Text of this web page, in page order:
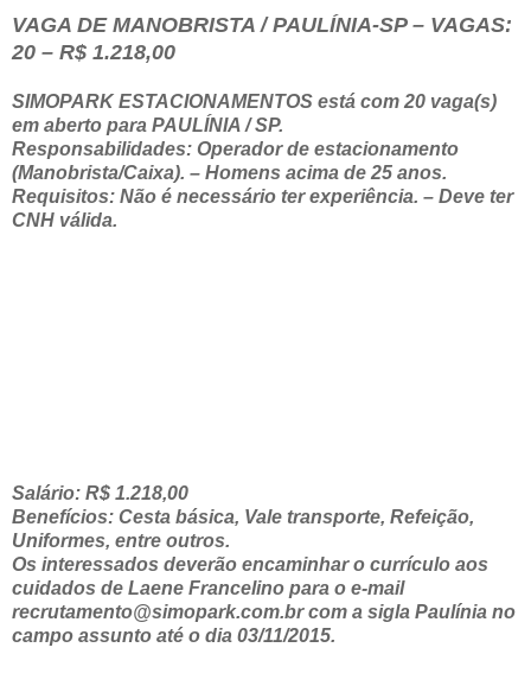
VAGA DE MANOBRISTA / PAULÍNIA-SP – VAGAS:
20 – R$ 1.218,00
SIMOPARK ESTACIONAMENTOS está com 20 vaga(s)
em aberto para PAULÍNIA / SP.
Responsabilidades: Operador de estacionamento
(Manobrista/Caixa). – Homens acima de 25 anos.
Requisitos: Não é necessário ter experiência. – Deve ter
CNH válida.
Salário: R$ 1.218,00
Benefícios: Cesta básica, Vale transporte, Refeição,
Uniformes, entre outros.
Os interessados deverão encaminhar o currículo aos
cuidados de Laene Francelino para o e-mail
recrutamento@simopark.com.br com a sigla Paulínia no
campo assunto até o dia 03/11/2015.